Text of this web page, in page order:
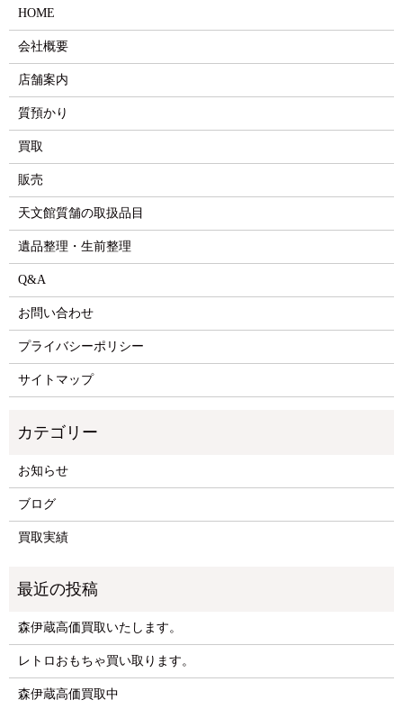
HOME
会社概要
店舗案内
質預かり
買取
販売
天文館質舗の取扱品目
遺品整理・生前整理
Q&A
お問い合わせ
プライバシーポリシー
サイトマップ
お知らせ
ブログ
買取実績
森伊蔵高価買取いたします。
レトロおもちゃ買い取ります。
森伊蔵高価買取中